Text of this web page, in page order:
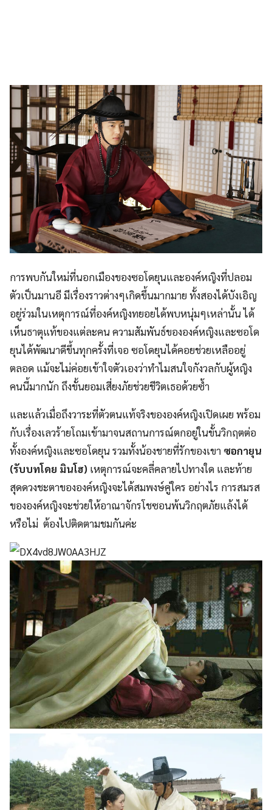
การพบกันใหม่ที่นอกเมืองของซอโดยุนและองค์หญิงที่ปลอม
ตัวเป็นมานอี มีเรื่องราวต่างๆเกิดขึ้นมากมาย ทั้งสองได้บังเอิญ
อยู่ร่วมในเหตุการณ์ที่องค์หญิงทยอยได้พบหนุ่มๆเหล่านั้น ได้
เห็นธาตุแท้ของแต่ละคน ความสัมพันธ์ขององค์หญิงและซอโด
ยุนได้พัฒนาดีขึ้นทุกครั้งที่เจอ ซอโดยุนได้คอยช่วยเหลืออยู่
ตลอด แม้จะไม่ค่อยเข้าใจตัวเองว่าทำไมสนใจกังวลกับผู้หญิง
คนนี้มากนัก ถึงขั้นยอมเสี่ยงภัยช่วยชีวิตเธอด้วยซ้ำ
และแล้วเมื่อถึงวาระที่ตัวตนแท้จริงขององค์หญิงเปิดเผย พร้อม
กับเรื่องเลวร้ายโถมเข้ามาจนสถานการณ์ตกอยู่ในขั้นวิกฤตต่อ
ทั้งองค์หญิงและซอโดยุน รวมทั้งน้องชายที่รักของเขา ซอกายุน
(รับบทโดย มินโฮ) เหตุการณ์จะคลี่คลายไปทางใด และท้าย
สุดดวงชะตาขององค์หญิงจะได้สมพงษ์คู่ใคร อย่างไร การสมรส
ขององค์หญิงจะช่วยให้อาณาจักรโชซอนพ้นวิกฤตภัยแล้งได้
หรือไม่ ต้องไปติดตามชมกันค่ะ